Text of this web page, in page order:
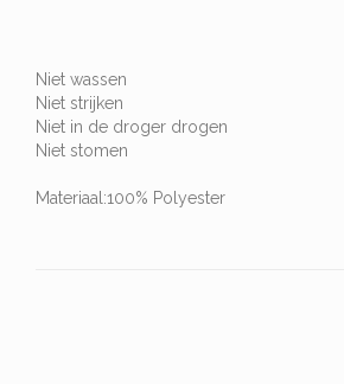
Niet wassen
Niet strijken
Niet in de droger drogen
Niet stomen
Materiaal:100% Polyester